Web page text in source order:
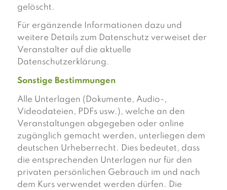
gelöscht.
Für ergänzende Informationen dazu und
weitere Details zum Datenschutz verweiset der
Veranstalter auf die aktuelle
Datenschutzerklärung.
Sonstige Bestimmungen
Alle Unterlagen (Dokumente, Audio-,
Videodateien, PDFs usw.), welche an den
Veranstaltungen abgegeben oder online
zugänglich gemacht werden, unterliegen dem
deutschen Urheberrecht. Dies bedeutet, dass
die entsprechenden Unterlagen nur für den
privaten persönlichen Gebrauch im und nach
dem Kurs verwendet werden dürfen. Die